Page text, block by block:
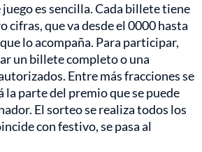
juego es sencilla. Cada billete tiene
cifras, que va desde el 0000 hasta
lo acompaña. Para participar,
un billete completo o una
Entre más fracciones se
la parte del premio que se puede
El sorteo se realiza todos los
con festivo, se pasa al